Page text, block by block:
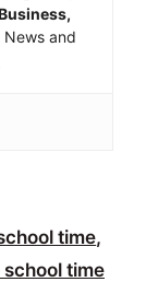
News and
time,
school time